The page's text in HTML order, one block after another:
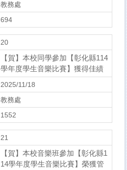
教務處
694
20
【賀】本校同學參加【彰化縣114
學年度學生音樂比賽】獲得佳績
2025/11/18
教務處
1552
21
【賀】本校音樂班參加【彰化縣1
14學年度學生音樂比賽】榮獲管